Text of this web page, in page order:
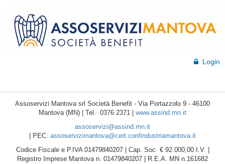
Login
Assoservizi Mantova srl Società Benefit - Via Portazzolo 9 - 46100
Mantova (MN) | Tel. 0376 2371 | www.assind.mn.it
assoservizi@assind.mn.it
| PEC: assoservizimantova@cert.confindustriamantova.it
Codice Fiscale e P.IVA 01479840207 | Cap. Soc. € 92.000,00 I.V. |
Registro Imprese Mantova n. 01479840207 | R.E.A. MN n.161682